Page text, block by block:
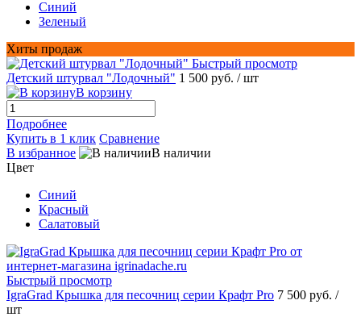
Синий
Зеленый
Хиты продаж
Быстрый просмотр
Детский штурвал "Лодочный" 1 500 руб. / шт
В корзину
Подробнее
Купить в 1 клик Сравнение
В избранное
В наличии
Цвет
Синий
Красный
Салатовый
Быстрый просмотр
IgraGrad Крышка для песочниц серии Крафт Pro 7 500 руб. /
шт